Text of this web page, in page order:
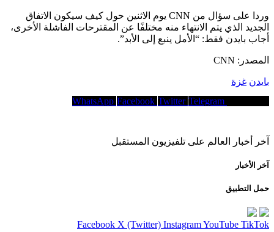
وردا على سؤال من CNN يوم الاثنين حول كيف سيكون الاتفاق
الجديد الذي يتم الانتهاء منه مختلفًا عن المقترحات الفاشلة الأخرى،
أجاب بايدن فقط: “الأمل ينبع إلى الأبد”.
المصدر: CNN
بايدن غزة
WhatsApp Facebook Twitter Telegram
آخر أخبار العالم على تلفيزيون المستقبل
آخر الأخبار
حمل التطبيق
Facebook X (Twitter) InstagramYouTube TikTok